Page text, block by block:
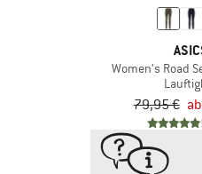
Women's Road
79,95 €